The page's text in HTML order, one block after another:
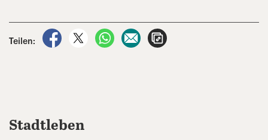
Teilen:
auf Facebook teilen
auf X teilenper WhatsApp teilen
per E-Mail teilen
Stadtleben